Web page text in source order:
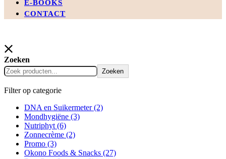
E-BOOKS
CONTACT
Zoeken
Zoeken
Filter op categorie
DNA en Suikermeter(2)
Mondhygiëne (3)
Nutriphyt (6)
Zonnecrème (2)
Promo (3)
Okono Foods & Snacks (27)